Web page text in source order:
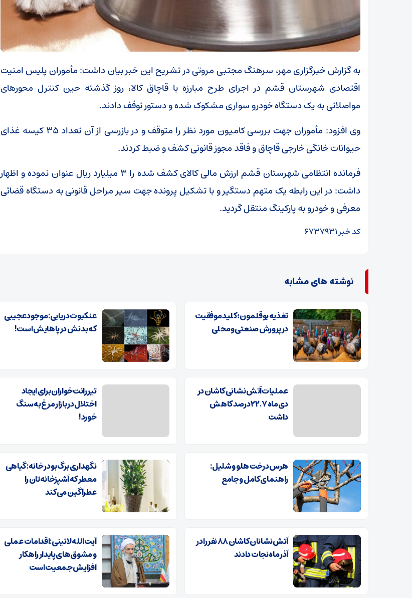
به گزارش خبرگزاری مهر، سرهنگ مجتبی مروتی در تشریح این خبر بیان داشت: مأموران پلیس امنیت
اقتصادی شهرستان قشم در اجرای طرح مبارزه با قاچاق کالا، روز گذشته حین کنترل محورهای
مواصلاتی به یک دستگاه خودرو سواری مشکوک شده و دستور توقف دادند.
وی افزود: مأموران جهت بررسی کامیون مورد نظر را متوقف و در بازرسی از آن تعداد ۳۵ کیسه غذای
حیوانات خانگی خارجی قاچاق و فاقد مجوز قانونی کشف و ضبط کردند.
فرمانده انتظامی شهرستان قشم ارزش مالی کالای کشف شده را ۳ میلیارد ریال عنوان نموده و اظهار
داشت: در این رابطه یک متهم دستگیر و با تشکیل پرونده جهت سیر مراحل قانونی به دستگاه قضائی
معرفی و خودرو به پارکینگ منتقل گردید.
کد خبر6737931
نوشته های مشابه
تغذیه بوقلمون؛ کلید موفقیت
در پرورش صنعتی و محلی
عنکبوت دریایی: موجود عجیبی
که بدنش در پاهایش است!
عملیات‌آتش نشانی کاشان در
دی‌ماه ۲۲.۷ درصد کاهش
داشت
تیر رانت‌خواران برای ایجاد
اختلال در بازار مرغ به سنگ
خورد!
هرس درخت هلو و شلیل:
راهنمای کامل و جامع
نگهداری برگ بو در خانه: گیاهی
معطر که آشپزخانه‌تان را
عطرآگین می‌کند
آتش‌نشانان کاشان ۸۸ نفر را در
آذر ماه نجات دادند
آیت الله لائینی:اقدامات عملی
و مشوق‌های پایدار راهکار
افزایش جمعیت است